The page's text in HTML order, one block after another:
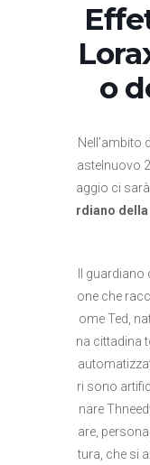
o
Nell’ambito
astelnuovo
aggio ci
rdiano
Il
one che
ome Ted,
na cittadina
ri sono
nare
are,
tura, che si